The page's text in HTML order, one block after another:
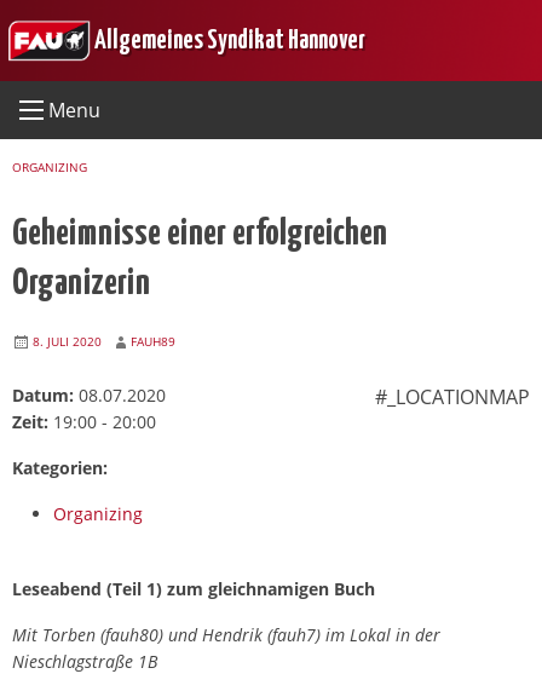
to
Allgemeines Syndikat Hannover
Menu
ORGANIZING
Geheimnisse einer erfolgreichen
Organizerin
8. JULI 2020 FAUH89
#_LOCATIONMAP
Datum: 08.07.2020
Zeit: 19:00 - 20:00
Kategorien:
Organizing
Leseabend (Teil 1) zum gleichnamigen Buch
Mit Torben (fauh80) und Hendrik (fauh7) im Lokal in der
Nieschlagstraße 1B